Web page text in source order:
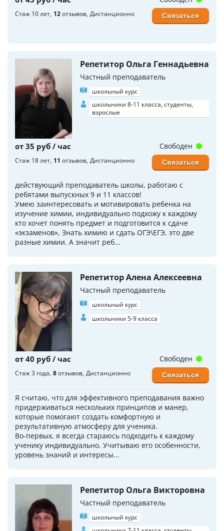
Стаж 10 лет 12отзывов Дистанционно Связаться
Репетитор Ольга Геннадьевна
Частный преподаватель
школьный курс
школьники 8-11 класса, студенты,
взрослые
от 35 руб / час
Стаж 18 лет 11 отзывов Дистанционно
действующий преподаватель школы, работаю с
ребятами выпускных 9 и 11 классов!
Умею заинтересовать и мотивировать ребенка на
изучение химии, индивидуально подхожу к каждому
кто хочет понять предмет и подготовится к сдаче
«экзаменов», Знать химию и сдать ОГЭ\ЕГЭ, это две
разные химии. А значит реб...
Свободен
Связаться
Репетитор Алена Алексеевна
Частный преподаватель
школьный курс
школьники 5-9 класса
от 40 руб / час
Стаж 3 года 8отзывов Дистанционно
Я считаю, что для эффективного преподавания важно
придерживаться нескольких принципов и манер,
которые помогают создать комфортную и
результативную атмосферу для ученика.
Во-первых, я всегда стараюсь подходить к каждому
ученику индивидуально. Учитываю его особенности,
уровень знаний и интересы...
Свободен
Связаться
Репетитор Ольга Викторовна
Частный преподаватель
школьный курс